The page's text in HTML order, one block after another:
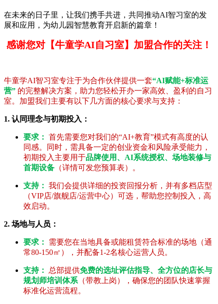
在未来的日子里，让我们携手共进，共同推动AI智习室的发
展和应用，为幼儿园智慧教育开启新的篇章！
感谢您对【牛童学AI自习室】加盟合作的关注！
牛童学AI智习室专注于为合作伙伴提供一套“AI赋能+标准运
营” 的完整解决方案，助力您轻松开办一家高效、盈利的自习
室。加盟我们主要有以下几方面的核心要求与支持：
1. 认同理念与初期投入：
要求： 首先需要您对我们的“AI+教育”模式有高度的认
同感。同时，需具备一定的创业资金和风险承受能力，
初期投入主要用于品牌使用、AI系统授权、场地装修与
首期设备 （详情可发您预算表）。
支持： 我们会提供详细的投资回报分析，并有多档店型
（VIP店/旗舰店/运营中心）可选，帮助您控制投入，高
效启动。
2. 场地与人员：
要求：
需要您在当地具备或能租赁符合标准的场地（通
常80-150㎡），并配备1-2名核心运营人员。
支持： 总部提供免费的选址评估指导、全方位的店长与
规划师培训体系 （带教上岗），确保您的团队快速掌握
标准化运营流程。